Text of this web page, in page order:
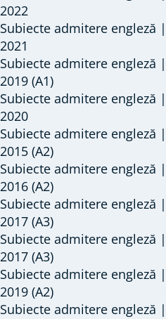
GRATUITE
din
SUBIECTE
DE
ADMITERE
la
ALTE
INSTITUȚII
DE
ÎNVĂȚĂMÂNT
2022
Subiecte admitere engleză
2021
Subiecte admitere engleză
2019 (A1)
Subiecte admitere engleză
2020
Subiecte admitere engleză
2015 (A2)
Subiecte admitere engleză
2016 (A2)
Subiecte admitere engleză
2017 (A3)
Subiecte admitere engleză
2017 (A3)
Subiecte admitere engleză
2019 (A2)
Subiecte admitere engleză